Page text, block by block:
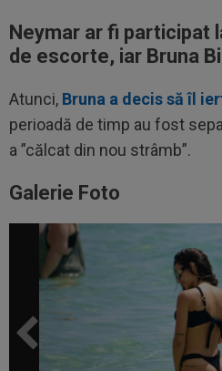
Neymar ar fi participat
de escorte, iar Bruna
Atunci, Bruna a decis să îl
perioadă de timp au fost
a ”călcat din nou strâmb”.
Galerie Foto